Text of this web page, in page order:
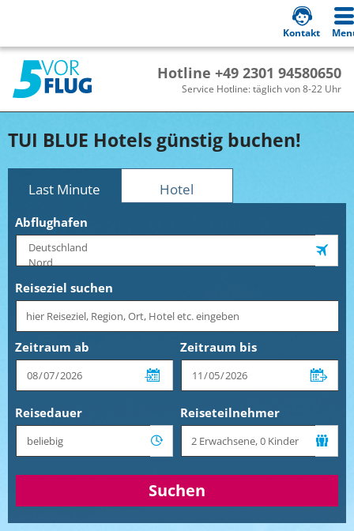
Hotline +49 2301 94580650
Service Hotline: täglich von 8-22 Uhr
Kontakt
TUI BLUE Hotels günstig buchen!
Last Minute Hotel
Abflughafen
Reiseziel suchen
Zeitraum ab Zeitraum bis
Reisedauer Reiseteilnehmer
Suchen